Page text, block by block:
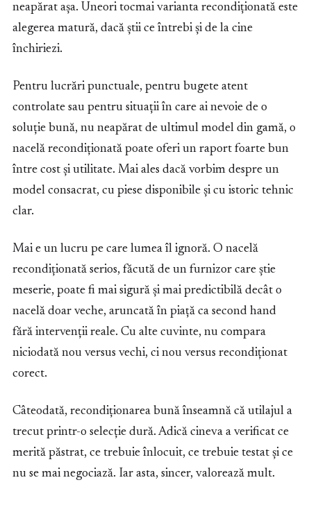
neapărat așa. Uneori tocmai varianta recondiționată este
alegerea matură, dacă știi ce întrebi și de la cine
închiriezi.
Pentru lucrări punctuale, pentru bugete atent
controlate sau pentru situații în care ai nevoie de o
soluție bună, nu neapărat de ultimul model din gamă, o
nacelă recondiționată poate oferi un raport foarte bun
între cost și utilitate. Mai ales dacă vorbim despre un
model consacrat, cu piese disponibile și cu istoric tehnic
clar.
Mai e un lucru pe care lumea îl ignoră. O nacelă
recondiționată serios, făcută de un furnizor care știe
meserie, poate fi mai sigură și mai predictibilă decât o
nacelă doar veche, aruncată în piață ca second hand
fără intervenții reale. Cu alte cuvinte, nu compara
niciodată nou versus vechi, ci nou versus recondiționat
corect.
Câteodată, recondiționarea bună înseamnă că utilajul a
trecut printr-o selecție dură. Adică cineva a verificat ce
merită păstrat, ce trebuie înlocuit, ce trebuie testat și ce
nu se mai negociază. Iar asta, sincer, valorează mult.